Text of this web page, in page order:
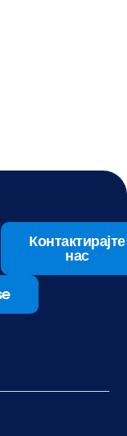
Контактирајте
нас